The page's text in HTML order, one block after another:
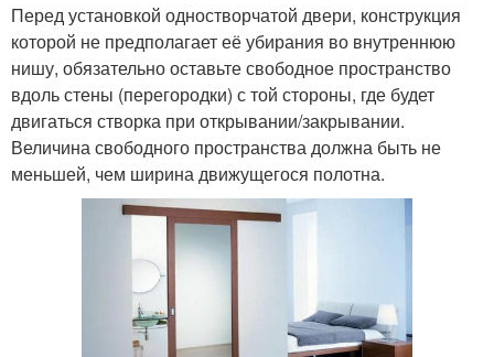
Перед установкой одностворчатой двери, конструкция
которой не предполагает её убирания во внутреннюю
нишу, обязательно оставьте свободное пространство
вдоль стены (перегородки) с той стороны, где будет
двигаться створка при открывании/закрывании.
Величина свободного пространства должна быть не
меньшей, чем ширина движущегося полотна.